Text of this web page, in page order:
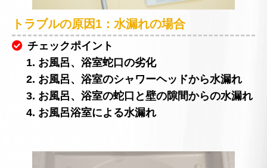
トラブルの原因1：水漏れの場合
チェックポイント
1. お風呂、浴室蛇口の劣化
2. お風呂、浴室のシャワーヘッドから水漏れ
3. お風呂、浴室の蛇口と壁の隙間からの水漏れ
4. お風呂浴室による水漏れ